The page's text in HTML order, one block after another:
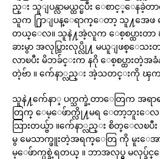
ည္း သူျပန္လာမယ္ထင္ၿပီး ေစာင့္ေနခဲ့တ
သူက ႐ြာျပန္ေရာက္ေတာ့ သူ႔အေဖ
တယ္ေလ။ သူနဲ႔အဲ့လူက ေစ့စပ္ထားတာ
ခားမွာ အလုပ္သြားလုပ္လို႔ မယူျဖစ္ေသး
လာၿပီး မိဘခ်င္းက နဂို ေစ့စပ္ထားတဲ့
တဲ့ဗ်ာ ။ က်ေနာ္လည္း အဲ့သတင္းကို ၾကားၿ
သူနဲ႔က်ေနာ္ ပက္သက္ခဲ့တာေတြက အရာရ
တြက္ ေမ့ေဖ်ာက္လို႔မရ ေတာ့ဘူးေလ
သြားတယ္ဗ်ာ ။က်ေနာ္လည္း စိတ္ေလၿပီး
မွ မေသာက္ဖူးတဲ့အရက္ေတြ ကို မူးေ
မ့ေဖ်ာက္ပစ္ခဲ့ရတယ္ ။ ဘာအလုပ္မွ မလု